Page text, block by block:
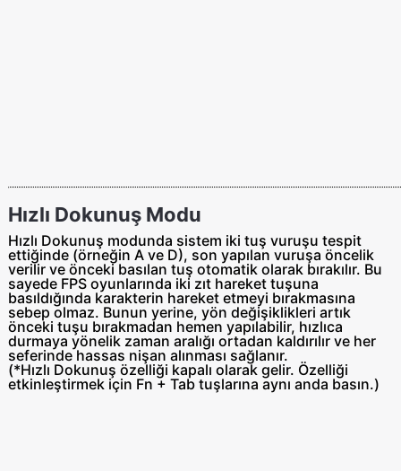
Hızlı Dokunuş Modu
Hızlı Dokunuş modunda sistem iki tuş vuruşu tespit
ettiğinde (örneğin A ve D), son yapılan vuruşa öncelik
verilir ve önceki basılan tuş otomatik olarak bırakılır. Bu
sayede FPS oyunlarında iki zıt hareket tuşuna
basıldığında karakterin hareket etmeyi bırakmasına
sebep olmaz. Bunun yerine, yön değişiklikleri artık
önceki tuşu bırakmadan hemen yapılabilir, hızlıca
durmaya yönelik zaman aralığı ortadan kaldırılır ve her
seferinde hassas nişan alınması sağlanır.
(*Hızlı Dokunuş özelliği kapalı olarak gelir. Özelliği
etkinleştirmek için Fn + Tab tuşlarına aynı anda basın.)